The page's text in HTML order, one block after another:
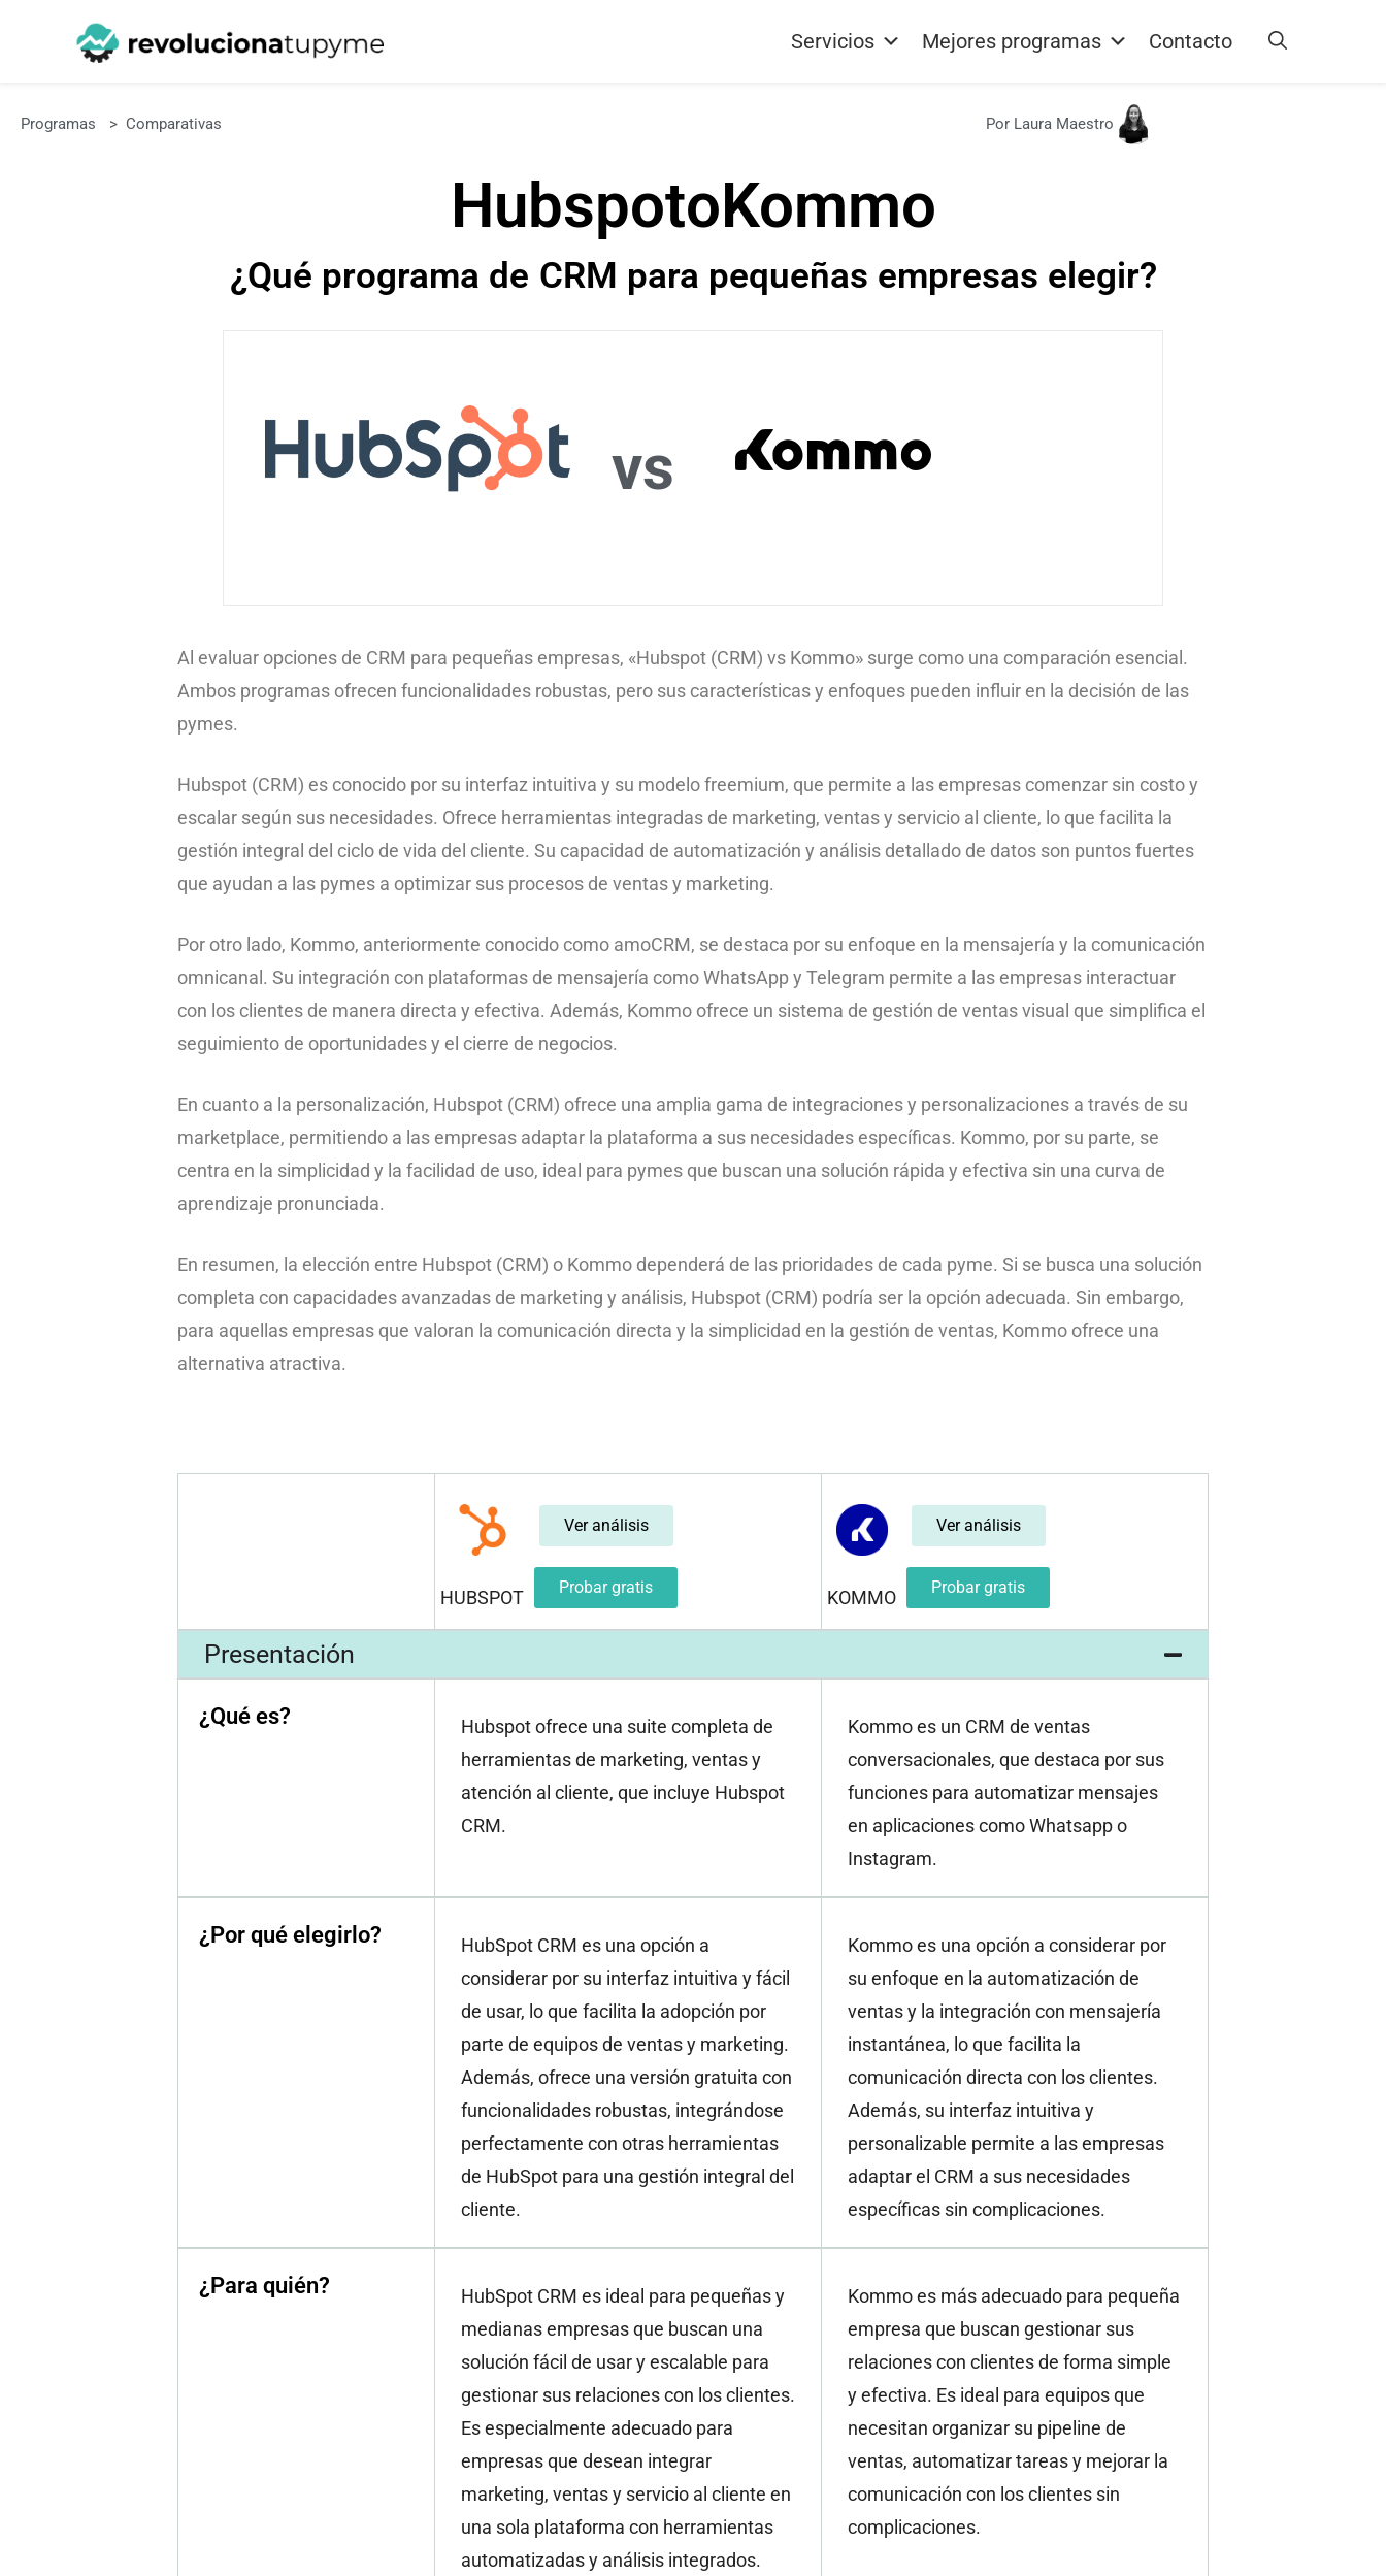
Servicios Mejores programas Contacto
Programas > Comparativas Por Laura Maestro
HubspotoKommo
¿Qué programa de CRM para pequeñas empresas elegir?
vs
Al evaluar opciones de CRM para pequeñas empresas, «Hubspot (CRM) vs Kommo» surge como una comparación esencial.
Ambos programas ofrecen funcionalidades robustas, pero sus características y enfoques pueden influir en la decisión de las
pymes.
Hubspot (CRM) es conocido por su interfaz intuitiva y su modelo freemium, que permite a las empresas comenzar sin costo y
escalar según sus necesidades. Ofrece herramientas integradas de marketing, ventas y servicio al cliente, lo que facilita la
gestión integral del ciclo de vida del cliente. Su capacidad de automatización y análisis detallado de datos son puntos fuertes
que ayudan a las pymes a optimizar sus procesos de ventas y marketing.
Por otro lado, Kommo, anteriormente conocido como amoCRM, se destaca por su enfoque en la mensajería y la comunicación
omnicanal. Su integración con plataformas de mensajería como WhatsApp y Telegram permite a las empresas interactuar
con los clientes de manera directa y efectiva. Además, Kommo ofrece un sistema de gestión de ventas visual que simplifica el
seguimiento de oportunidades y el cierre de negocios.
En cuanto a la personalización, Hubspot (CRM) ofrece una amplia gama de integraciones y personalizaciones a través de su
marketplace, permitiendo a las empresas adaptar la plataforma a sus necesidades específicas. Kommo, por su parte, se
centra en la simplicidad y la facilidad de uso, ideal para pymes que buscan una solución rápida y efectiva sin una curva de
aprendizaje pronunciada.
En resumen, la elección entre Hubspot (CRM) o Kommo dependerá de las prioridades de cada pyme. Si se busca una solución
completa con capacidades avanzadas de marketing y análisis, Hubspot (CRM) podría ser la opción adecuada. Sin embargo,
para aquellas empresas que valoran la comunicación directa y la simplicidad en la gestión de ventas, Kommo ofrece una
alternativa atractiva.
HUBSPOT
Ver análisis
Probar gratis KOMMO
Ver análisis
Probar gratis
Presentación
¿Qué es?
Hubspot ofrece una suite completa de
herramientas de marketing, ventas y
atención al cliente, que incluye Hubspot
CRM.
Kommo es un CRM de ventas
conversacionales, que destaca por sus
funciones para automatizar mensajes
en aplicaciones como Whatsapp o
Instagram.
¿Por qué elegirlo?
HubSpot CRM es una opción a
considerar por su interfaz intuitiva y fácil
de usar, lo que facilita la adopción por
parte de equipos de ventas y marketing.
Además, ofrece una versión gratuita con
funcionalidades robustas, integrándose
perfectamente con otras herramientas
de HubSpot para una gestión integral del
cliente.
Kommo es una opción a considerar por
su enfoque en la automatización de
ventas y la integración con mensajería
instantánea, lo que facilita la
comunicación directa con los clientes.
Además, su interfaz intuitiva y
personalizable permite a las empresas
adaptar el CRM a sus necesidades
específicas sin complicaciones.
¿Para quién?
HubSpot CRM es ideal para pequeñas y
medianas empresas que buscan una
solución fácil de usar y escalable para
gestionar sus relaciones con los clientes.
Es especialmente adecuado para
empresas que desean integrar
marketing, ventas y servicio al cliente en
una sola plataforma con herramientas
automatizadas y análisis integrados.
Kommo es más adecuado para pequeña
empresa que buscan gestionar sus
relaciones con clientes de forma simple
y efectiva. Es ideal para equipos que
necesitan organizar su pipeline de
ventas, automatizar tareas y mejorar la
comunicación con los clientes sin
complicaciones.